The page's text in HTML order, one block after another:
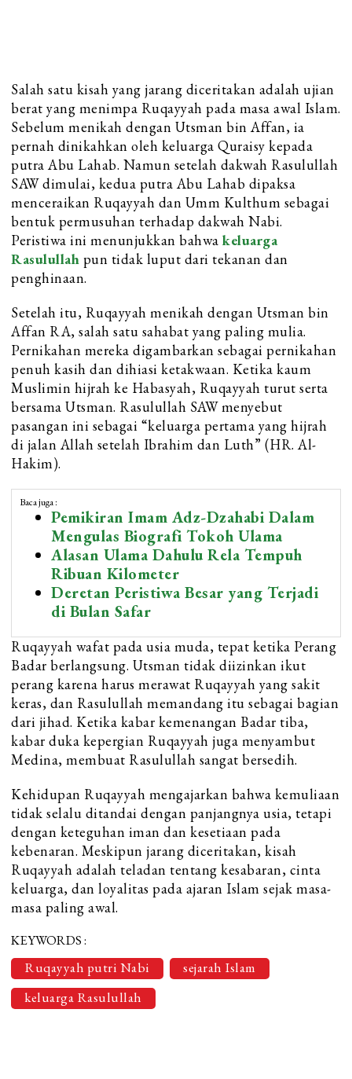
Salah satu kisah yang jarang diceritakan adalah ujian
berat yang menimpa Ruqayyah pada masa awal Islam.
Sebelum menikah dengan Utsman bin Affan, ia
pernah dinikahkan oleh keluarga Quraisy kepada
putra Abu Lahab. Namun setelah dakwah Rasulullah
SAW dimulai, kedua putra Abu Lahab dipaksa
menceraikan Ruqayyah dan Umm Kulthum sebagai
bentuk permusuhan terhadap dakwah Nabi.
Peristiwa ini menunjukkan bahwa keluarga
Rasulullah pun tidak luput dari tekanan dan
penghinaan.
Setelah itu, Ruqayyah menikah dengan Utsman bin
Affan RA, salah satu sahabat yang paling mulia.
Pernikahan mereka digambarkan sebagai pernikahan
penuh kasih dan dihiasi ketakwaan. Ketika kaum
Muslimin hijrah ke Habasyah, Ruqayyah turut serta
bersama Utsman. Rasulullah SAW menyebut
pasangan ini sebagai “keluarga pertama yang hijrah
di jalan Allah setelah Ibrahim dan Luth” (HR. Al-
Hakim).
Baca juga :
Pemikiran Imam Adz-Dzahabi Dalam
Mengulas Biografi Tokoh Ulama
Alasan Ulama Dahulu Rela Tempuh
Ribuan Kilometer
Deretan Peristiwa Besar yang Terjadi
di Bulan Safar
Ruqayyah wafat pada usia muda, tepat ketika Perang
Badar berlangsung. Utsman tidak diizinkan ikut
perang karena harus merawat Ruqayyah yang sakit
keras, dan Rasulullah memandang itu sebagai bagian
dari jihad. Ketika kabar kemenangan Badar tiba,
kabar duka kepergian Ruqayyah juga menyambut
Medina, membuat Rasulullah sangat bersedih.
Kehidupan Ruqayyah mengajarkan bahwa kemuliaan
tidak selalu ditandai dengan panjangnya usia, tetapi
dengan keteguhan iman dan kesetiaan pada
kebenaran. Meskipun jarang diceritakan, kisah
Ruqayyah adalah teladan tentang kesabaran, cinta
keluarga, dan loyalitas pada ajaran Islam sejak masa-
masa paling awal.
KEYWORDS :
Ruqayyah putri Nabi
sejarah Islam
keluarga Rasulullah